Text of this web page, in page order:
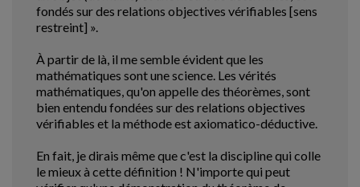
fondés sur des relations objectives vérifiables [sens
restreint] ».
À partir de là, il me semble évident que les
mathématiques sont une science. Les vérités
mathématiques, qu'on appelle des théorèmes, sont
bien entendu fondées sur des relations objectives
vérifiables et la méthode est axiomatico-déductive.
En fait, je dirais même que c'est la discipline qui colle
le mieux à cette définition ! N'importe qui peut